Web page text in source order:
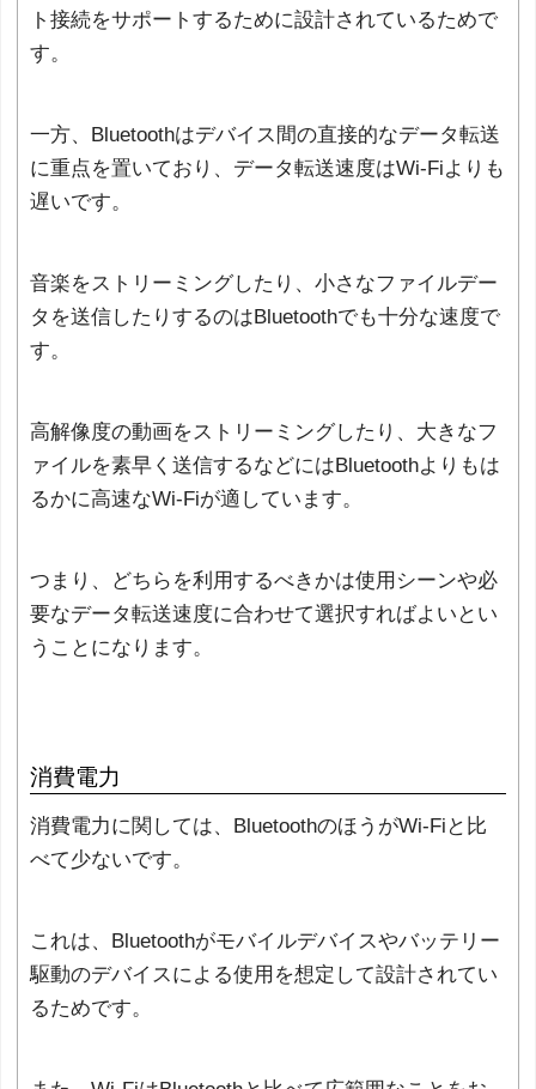
ト接続をサポートするために設計されているためで
す。
一方、Bluetoothはデバイス間の直接的なデータ転送
に重点を置いており、データ転送速度はWi-Fiよりも
遅いです。
音楽をストリーミングしたり、小さなファイルデー
タを送信したりするのはBluetoothでも十分な速度で
す。
高解像度の動画をストリーミングしたり、大きなフ
ァイルを素早く送信するなどにはBluetoothよりもは
るかに高速なWi-Fiが適しています。
つまり、どちらを利用するべきかは使用シーンや必
要なデータ転送速度に合わせて選択すればよいとい
うことになります。
消費電力
消費電力に関しては、BluetoothのほうがWi-Fiと比
べて少ないです。
これは、Bluetoothがモバイルデバイスやバッテリー
駆動のデバイスによる使用を想定して設計されてい
るためです。